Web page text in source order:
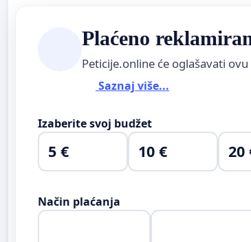
Plaćeno
Peticije.online će oglašavati
Saznaj više...
Izaberite svoj budžet
5 € 10 € 20
Način plaćanja